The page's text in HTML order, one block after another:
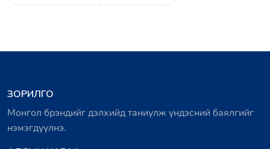
ЗОРИЛГО
Монгол брэндийг дэлхийд таниулж үндэсний баялгийг
нэмэгдүүлнэ.